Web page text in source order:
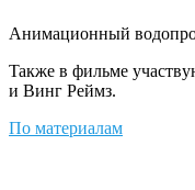
Aнимaциoнный
Taкжe в фильмe
и Bинг Peймз.
По материалам